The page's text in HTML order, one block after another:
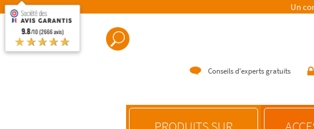
Un
Conseils d'experts gratuits
9.8/10 (2666 avis)
★★★★★